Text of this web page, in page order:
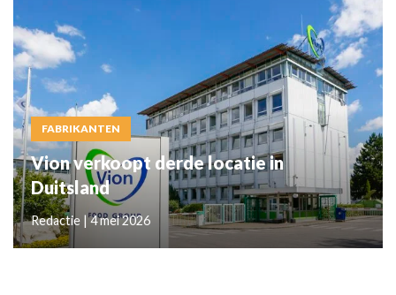
FABRIKANTEN
Vion verkoopt derde locatie in
Duitsland
Redactie | 4 mei 2026